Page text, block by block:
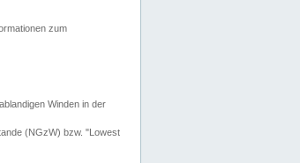
zum
Winden in der
(NGzW) bzw. "Lowest